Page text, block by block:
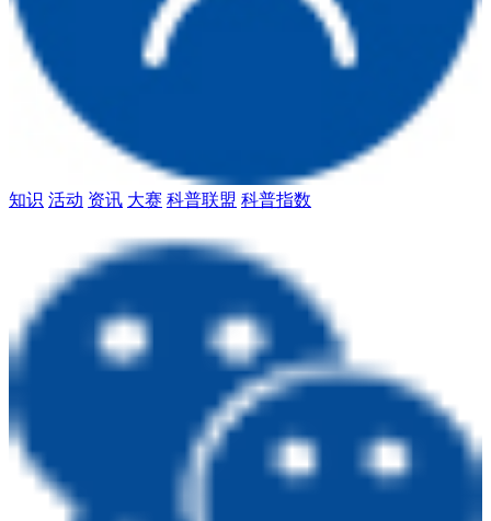
知识 活动 资讯 大赛 科普联盟 科普指数